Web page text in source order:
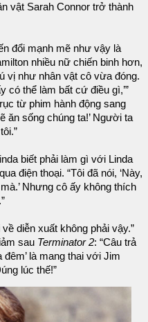
vật Sarah Connor trở thành
đổi mạnh mẽ như vậy là
nhiều nữ chiến binh hơn,
vị như nhân vật cô vừa đóng.
có thể làm bất cứ điều gì,’”
từ phim hành động sang
ăn sống chúng ta!’ Người ta
biết phải làm gì với Linda
điện thoại. “Tôi đã nói, ‘Này,
Nhưng cô ấy không thích
.”
diễn xuất không phải vậy.”
sau Terminator 2: “Câu trả
đêm’ là mang thai với Jim
lúc thế!”